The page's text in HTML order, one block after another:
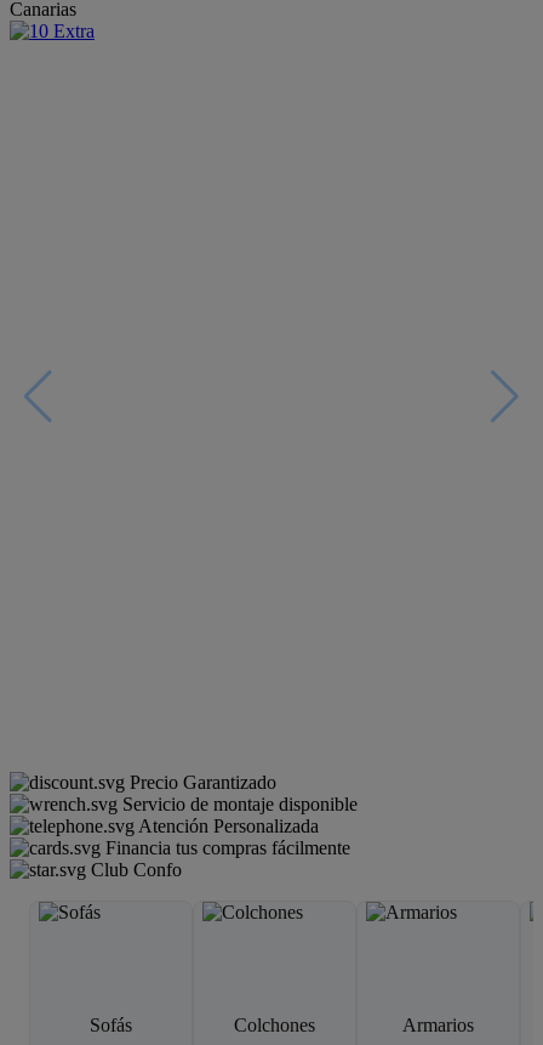
Canarias
Precio Garantizado
Servicio de montaje disponible
Atención Personalizada
Financia tus compras fácilmente
Club Confo
Sofás Colchones Armarios